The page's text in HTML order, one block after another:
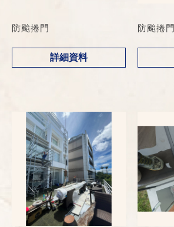
防颱捲門
詳細資料
防颱捲門